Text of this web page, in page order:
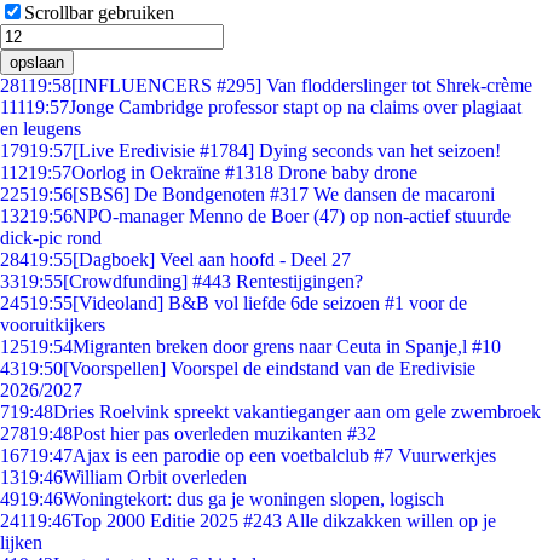
Scrollbar gebruiken
opslaan
28119:58[INFLUENCERS #295] Van flodderslinger tot Shrek-crème
11119:57Jonge Cambridge professor stapt op na claims over plagiaat
en leugens
17919:57[Live Eredivisie #1784] Dying seconds van het seizoen!
11219:57Oorlog in Oekraïne #1318 Drone baby drone
22519:56[SBS6] De Bondgenoten #317 We dansen de macaroni
13219:56NPO-manager Menno de Boer (47) op non-actief stuurde
dick-pic rond
28419:55[Dagboek] Veel aan hoofd - Deel 27
3319:55[Crowdfunding] #443 Rentestijgingen?
24519:55[Videoland] B&B vol liefde 6de seizoen #1 voor de
vooruitkijkers
12519:54Migranten breken door grens naar Ceuta in Spanje,l #10
4319:50[Voorspellen] Voorspel de eindstand van de Eredivisie
2026/2027
719:48Dries Roelvink spreekt vakantieganger aan om gele zwembroek
27819:48Post hier pas overleden muzikanten #32
16719:47Ajax is een parodie op een voetbalclub #7 Vuurwerkjes
1319:46William Orbit overleden
4919:46Woningtekort: dus ga je woningen slopen, logisch
24119:46Top 2000 Editie 2025 #243 Alle dikzakken willen op je
lijken